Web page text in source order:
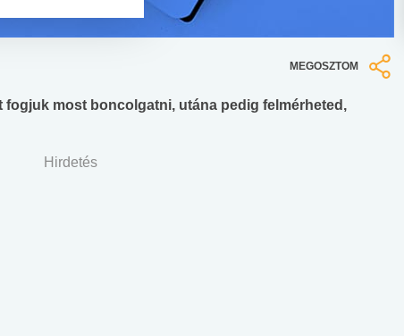
MEGOSZTOM
fogjuk most boncolgatni, utána pedig felmérheted,
Hirdetés